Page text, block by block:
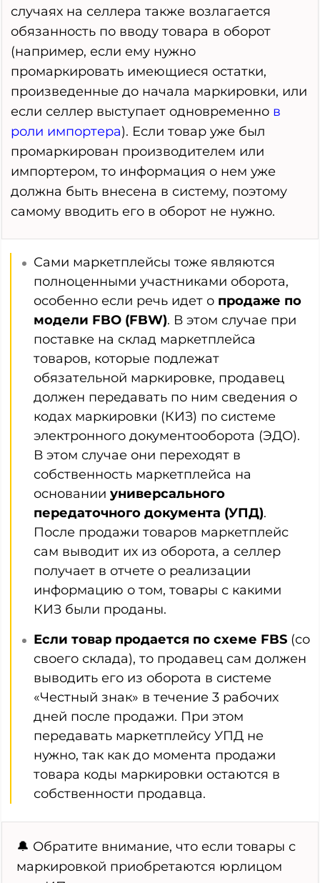
случаях на селлера также возлагается
обязанность по вводу товара в оборот
(например, если ему нужно
промаркировать имеющиеся остатки,
произведенные до начала маркировки, или
если селлер выступает одновременно в
роли импортера). Если товар уже был
промаркирован производителем или
импортером, то информация о нем уже
должна быть внесена в систему, поэтому
самому вводить его в оборот не нужно.
Сами маркетплейсы тоже являются
полноценными участниками оборота,
особенно если речь идет о продаже по
модели FBO (FBW). В этом случае при
поставке на склад маркетплейса
товаров, которые подлежат
обязательной маркировке, продавец
должен передавать по ним сведения о
кодах маркировки (КИЗ) по системе
электронного документооборота (ЭДО).
В этом случае они переходят в
собственность маркетплейса на
основании универсального
передаточного документа (УПД).
После продажи товаров маркетплейс
сам выводит их из оборота, а селлер
получает в отчете о реализации
информацию о том, товары с какими
КИЗ были проданы.
Если товар продается по схеме FBS (со
своего склада), то продавец сам должен
выводить его из оборота в системе
«Честный знак» в течение 3 рабочих
дней после продажи. При этом
передавать маркетплейсу УПД не
нужно, так как до момента продажи
товара коды маркировки остаются в
собственности продавца.
🔔 Обратите внимание, что если товары с
маркировкой приобретаются юрлицом